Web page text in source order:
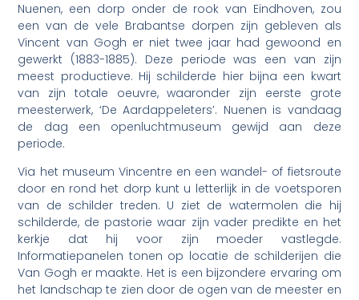
Nuenen, een dorp onder de rook van Eindhoven, zou
een van de vele Brabantse dorpen zijn gebleven als
Vincent van Gogh er niet twee jaar had gewoond en
gewerkt (1883-1885). Deze periode was een van zijn
meest productieve. Hij schilderde hier bijna een kwart
van zijn totale oeuvre, waaronder zijn eerste grote
meesterwerk, ‘De Aardappeleters’. Nuenen is vandaag
de dag een openluchtmuseum gewijd aan deze
periode.
Via het museum Vincentre en een wandel- of fietsroute
door en rond het dorp kunt u letterlijk in de voetsporen
van de schilder treden. U ziet de watermolen die hij
schilderde, de pastorie waar zijn vader predikte en het
kerkje dat hij voor zijn moeder vastlegde.
Informatiepanelen tonen op locatie de schilderijen die
Van Gogh er maakte. Het is een bijzondere ervaring om
het landschap te zien door de ogen van de meester en